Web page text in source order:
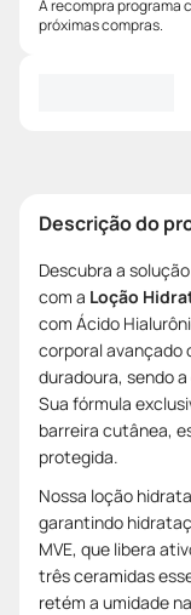
A recompra programa
próximas compras.
Descrição do
Descubra a
com a Loção
com Ácido
corporal avançado
duradoura, sendo
Sua fórmula
barreira cutânea,
protegida.
Nossa loção
garantindo
MVE, que libera
três ceramidas
retém a umidade